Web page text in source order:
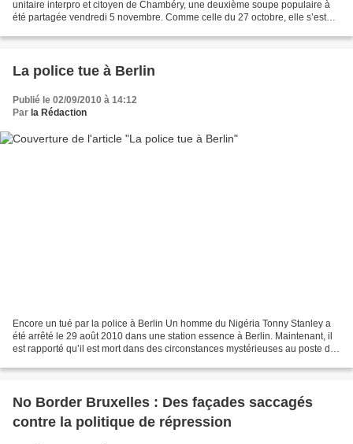
unitaire interpro et citoyen de Chambéry, une deuxième soupe populaire à
été partagée vendredi 5 novembre. Comme celle du 27 octobre, elle s’est
La police tue à Berlin
Publié le 02/09/2010 à 14:12
Par la Rédaction
Encore un tué par la police à Berlin Un homme du Nigéria Tonny Stanley a
été arrêté le 29 août 2010 dans une station essence à Berlin. Maintenant, il
est rapporté qu’il est mort dans des circonstances mystérieuses au poste de
No Border Bruxelles : Des façades saccagés
contre la politique de répression